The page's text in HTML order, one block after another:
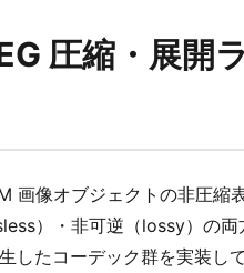
圧縮・展開
画像オブジェクトの非圧
）・非可逆（lossy）の
したコーデック群を実装